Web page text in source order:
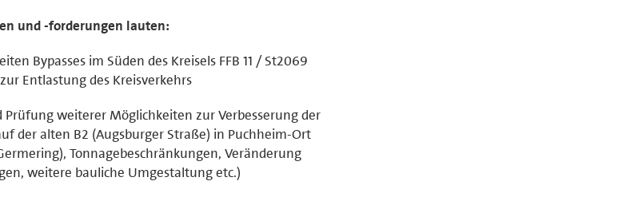
und -forderungen lauten:
Bypasses im Süden des Kreisels FFB 11 / St2069
Entlastung des Kreisverkehrs
Prüfung weiterer Möglichkeiten zur Verbesserung der
der alten B2 (Augsburger Straße) in Puchheim-Ort
Tonnagebeschränkungen, Veränderung
weitere bauliche Umgestaltung etc.)